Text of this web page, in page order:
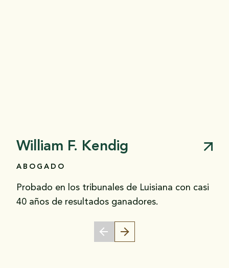
William F. Kendig
ABOGADO
Probado en los tribunales de Luisiana con casi
40 años de resultados ganadores.